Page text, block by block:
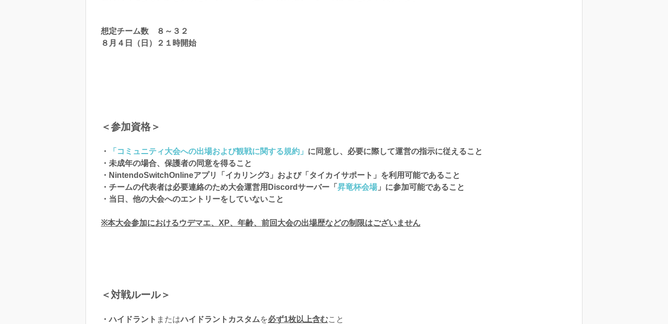
想定チーム数 ８～３２
８月４日（日）２１時開始
＜参加資格＞
・ 「コミュニティ大会への出場および観戦に関する規約」 に同意し、必要に際して運営の指示に従えること
・未成年の場合、保護者の同意を得ること
・NintendoSwitchOnlineアプリ「イカリング3」および「タイカイサポート」を利用可能であること
・チームの代表者は必要連絡のため大会運営用Discordサーバー「 昇竜杯会場」に参加可能であること
・当日、他の大会へのエントリーをしていないこと
※本大会参加におけるウデマエ、XP、年齢、前回大会の出場歴などの制限はございません
＜対戦ルール＞
・ハイドラント またはハイドラントカスタムを必ず1枚以上含むこと